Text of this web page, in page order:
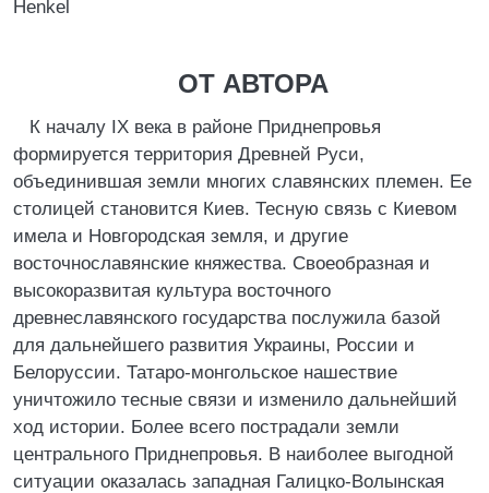
Henkel
ОТ АВТОРА
К началу IX века в районе Приднепровья
формируется территория Древней Руси,
объединившая земли многих славянских племен. Ее
столицей становится Киев. Тесную связь с Киевом
имела и Новгородская земля, и другие
восточнославянские княжества. Своеобразная и
высокоразвитая культура восточного
древнеславянского государства послужила базой
для дальнейшего развития Украины, России и
Белоруссии. Татаро-монгольское нашествие
уничтожило тесные связи и изменило дальнейший
ход истории. Более всего пострадали земли
центрального Приднепровья. В наиболее выгодной
ситуации оказалась западная Галицко-Волынская